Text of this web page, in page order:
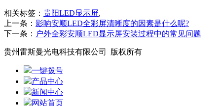
相关标签： 贵阳LED显示屏,
上一条： 影响安顺LED全彩屏清晰度的因素是什么呢?
下一条： 户外全彩安顺LED显示屏安装过程中的常见问题
贵州雷斯曼光电科技有限公司 版权所有
一键拨号
产品中心
新闻中心
网站首页